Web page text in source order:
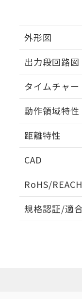
外形図
出力段回路図
タイムチャー
動作領域特性
距離特性
CAD
RoHS/
EU RoHS 注意
規格認証/適